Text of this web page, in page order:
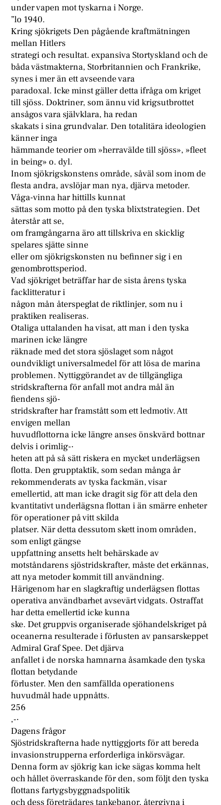
under vapen mot tyskarna i Norge.
”lo 1940.
Kring sjökrigets Den pågående kraftmätningen
mellan Hitlers
strategi och resultat. expansiva Stortyskland och de
båda västmakterna, Storbritannien och Frankrike,
synes i mer än ett avseende vara
paradoxal. Icke minst gäller detta ifråga om kriget
till sjöss. Doktriner, som ännu vid krigsutbrottet
ansågos vara självklara, ha redan
skakats i sina grundvalar. Den totalitära ideologien
känner inga
hämmande teorier om »herravälde till sjöss», »fleet
in being» o. dyl.
Inom sjökrigskonstens område, såväl som inom de
flesta andra, avslöjar man nya, djärva metoder.
Våga-vinna har hittills kunnat
sättas som motto på den tyska blixtstrategien. Det
återstår att se,
om framgångarna äro att tillskriva en skicklig
spelares sjätte sinne
eller om sjökrigskonsten nu befinner sig i en
genombrottsperiod.
Vad sjökriget beträffar har de sista årens tyska
facklitteratur i
någon mån återspeglat de riktlinjer, som nu i
praktiken realiseras.
Otaliga uttalanden ha visat, att man i den tyska
marinen icke längre
räknade med det stora sjöslaget som något
oundvikligt universalmedel för att lösa de marina
problemen. Nyttiggörandet av de tillgängliga
stridskrafterna för anfall mot andra mål än
fiendens sjö-
stridskrafter har framstått som ett ledmotiv. Att
envigen mellan
huvudflottorna icke längre anses önskvärd bottnar
delvis i orimlig-·
heten att på så sätt riskera en mycket underlägsen
flotta. Den grupptaktik, som sedan många år
rekommenderats av tyska fackmän, visar
emellertid, att man icke dragit sig för att dela den
kvantitativt underlägsna flottan i än smärre enheter
för operationer på vitt skilda
platser. När detta dessutom skett inom områden,
som enligt gängse
uppfattning ansetts helt behärskade av
motståndarens sjöstridskrafter, måste det erkännas,
att nya metoder kommit till användning.
Härigenom har en slagkraftig underlägsen flottas
operativa användbarhet avsevärt vidgats. Ostraffat
har detta emellertid icke kunna
ske. Det gruppvis organiserade sjöhandelskriget på
oceanerna resulterade i förlusten av pansarskeppet
Admiral Graf Spee. Det djärva
anfallet i de norska hamnarna åsamkade den tyska
flottan betydande
förluster. Men den samfällda operationens
huvudmål hade uppnåtts.
256
,-·
Dagens frågor
Sjöstridskrafterna hade nyttiggjorts för att bereda
invasionstrupperna erforderliga inkörsvägar.
Denna form av sjökrig kan icke sägas komma helt
och hållet överraskande för den, som följt den tyska
flottans fartygsbyggnadspolitik
och dess företrädares tankebanor, återgivna i